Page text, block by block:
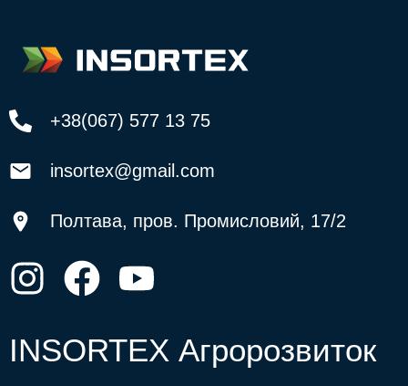
+38(067) 577 13 75
insortex@gmail.com
Полтава, пров. Промисловий, 17/2
INSORTEX Агророзвиток